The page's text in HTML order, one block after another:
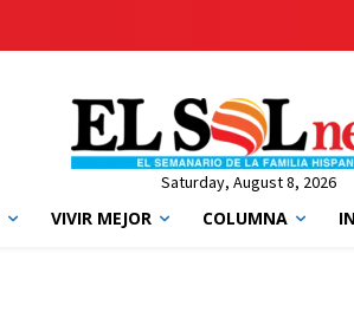
Saturday, August 8, 2026
VIVIR MEJOR COLUMNA